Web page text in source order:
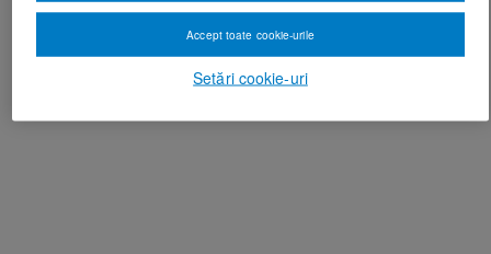
Setări cookie-uri
Accept toate cookie-urile